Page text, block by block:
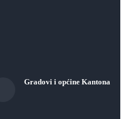
Gradovi i općine Kantona